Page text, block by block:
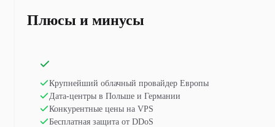
Плюсы и минусы
Крупнейший облачный провайдер Европы
Дата-центры в Польше и Германии
Конкурентные цены на VPS
Бесплатная защита от DDoS